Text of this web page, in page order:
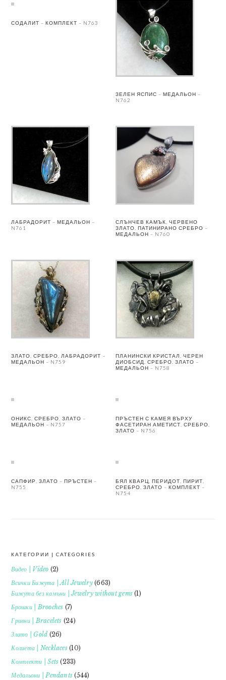
СОДАЛИТ – КОМПЛЕКТ – N763
ЗЕЛЕН ЯСПИС – МЕДАЛЬОН –
N762
ЛАБРАДОРИТ – МЕДАЛЬОН –
N761
СЛЪНЧЕВ КАМЪК, ЧЕРВЕНО
ЗЛАТО, ПАТИНИРАНО СРЕБРО –
МЕДАЛЬОН – N760
ЗЛАТО, СРЕБРО, ЛАБРАДОРИТ –
МЕДАЛЬОН – N759
ПЛАНИНСКИ КРИСТАЛ, ЧЕРЕН
ДИОБСИД, СРЕБРО, ЗЛАТО –
МЕДАЛЬОН – N758
ОНИКС, СРЕБРО, ЗЛАТО –
МЕДАЛЬОН – N757
ПРЪСТЕН С КАМЕЯ ВЪРХУ
ФАСЕТИРАН АМЕТИСТ, СРЕБРО,
ЗЛАТО – N756
САПФИР, ЗЛАТО – ПРЪСТЕН –
N755
БЯЛ КВАРЦ, ПЕРИДОТ, ПИРИТ,
СРЕБРО, ЗЛАТО – КОМПЛЕКТ –
N754
FOOTER
КАТЕГОРИИ | CATEGORIES
Видео | Video (2)
Всички Бижута | All Jewelry(663)
Бижута без камъни | Jewelry without gems (1)
Брошки | Brooches (7)
Гривни | Bracelets (24)
Злато | Gold (26)
Колиета | Necklaces(10)
Комплекти | Sets (233)
Медальони | Pendants (544)